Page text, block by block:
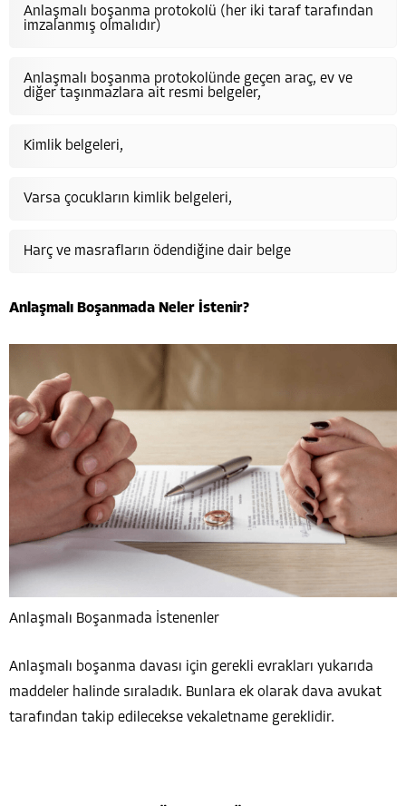
Anlaşmalı boşanma protokolü (her iki taraf tarafından
imzalanmış olmalıdır)
Anlaşmalı boşanma protokolünde geçen araç, ev ve
diğer taşınmazlara ait resmi belgeler,
Kimlik belgeleri,
Varsa çocukların kimlik belgeleri,
Harç ve masrafların ödendiğine dair belge
Anlaşmalı Boşanmada Neler İstenir?
Anlaşmalı Boşanmada İstenenler
Anlaşmalı boşanma davası için gerekli evrakları yukarıda
maddeler halinde sıraladık. Bunlara ek olarak dava avukat
tarafından takip edilecekse vekaletname gereklidir.